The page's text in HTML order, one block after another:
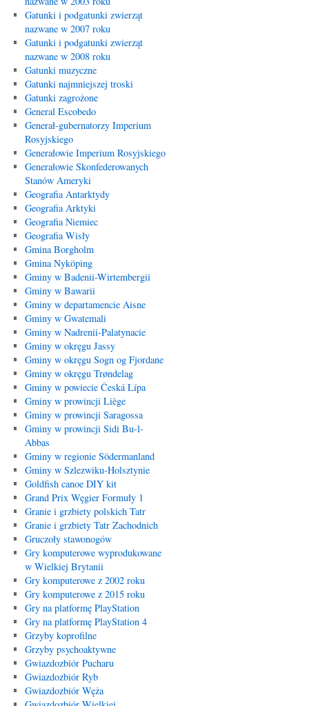
Gatunki i podgatunki zwierząt
nazwane w 2007 roku
Gatunki i podgatunki zwierząt
nazwane w 2008 roku
Gatunki muzyczne
Gatunki najmniejszej troski
Gatunki zagrożone
General Escobedo
Generał-gubernatorzy Imperium
Rosyjskiego
Generałowie Imperium Rosyjskiego
Generałowie Skonfederowanych
Stanów Ameryki
Geografia Antarktydy
Geografia Arktyki
Geografia Niemiec
Geografia Wisły
Gmina Borgholm
Gmina Nyköping
Gminy w Badenii-Wirtembergii
Gminy w Bawarii
Gminy w departamencie Aisne
Gminy w Gwatemali
Gminy w Nadrenii-Palatynacie
Gminy w okręgu Jassy
Gminy w okręgu Sogn og Fjordane
Gminy w okręgu Trøndelag
Gminy w powiecie Česká Lípa
Gminy w prowincji Liège
Gminy w prowincji Saragossa
Gminy w prowincji Sidi Bu-l-
Abbas
Gminy w regionie Södermanland
Gminy w Szlezwiku-Holsztynie
Goldfish canoe DIY kit
Grand Prix Węgier Formuły 1
Granie i grzbiety polskich Tatr
Granie i grzbiety Tatr Zachodnich
Gruczoły stawonogów
Gry komputerowe wyprodukowane
w Wielkiej Brytanii
Gry komputerowe z 2002 roku
Gry komputerowe z 2015 roku
Gry na platformę PlayStation
Gry na platformę PlayStation 4
Grzyby koprofilne
Grzyby psychoaktywne
Gwiazdozbiór Pucharu
Gwiazdozbiór Ryb
Gwiazdozbiór Węża